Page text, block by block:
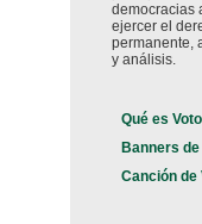
democracias
ejercer el
permanente,
y análisis.
Qué es
Banners
Canción de